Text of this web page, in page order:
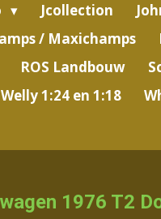
Jcollection
/ Maxichamps
ROS Landbouw
Welly 1:24 en 1:18
1976 T2